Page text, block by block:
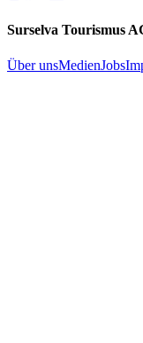
Surselva Tourismus
Über unsMedienJobs